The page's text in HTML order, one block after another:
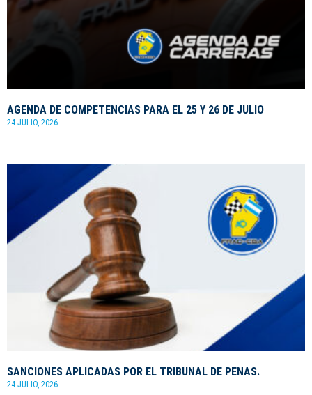
AGENDA DE COMPETENCIAS PARA EL 25 Y 26 DE JULIO
24 JULIO, 2026
SANCIONES APLICADAS POR EL TRIBUNAL DE PENAS.
24 JULIO, 2026